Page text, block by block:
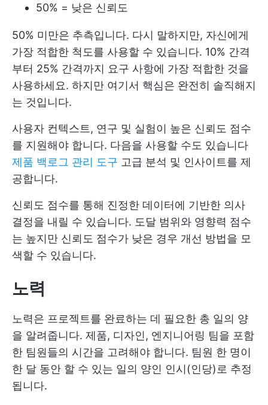
50% = 낮은 신뢰도
50% 미만은 추측입니다. 다시 말하지만, 자신에게
가장 적합한 척도를 사용할 수 있습니다. 10% 간격
부터 25% 간격까지 요구 사항에 가장 적합한 것을
사용하세요. 하지만 여기서 핵심은 완전히 솔직해지
는 것입니다.
사용자 컨텍스트, 연구 및 실험이 높은 신뢰도 점수
를 지원해야 합니다. 다음을 사용할 수도 있습니다
제품 백로그 관리 도구 고급 분석 및 인사이트를 제
공합니다.
신뢰도 점수를 통해 진정한 데이터에 기반한 의사
결정을 내릴 수 있습니다. 도달 범위와 영향력 점수
는 높지만 신뢰도 점수가 낮은 경우 개선 방법을 모
색할 수 있습니다.
노력
노력은 프로젝트를 완료하는 데 필요한 총 일의 양
을 알려줍니다. 제품, 디자인, 엔지니어링 팀을 포함
한 팀원들의 시간을 고려해야 합니다. 팀원 한 명이
한 달 동안 할 수 있는 일의 양인 인시(인당)로 추정
됩니다.